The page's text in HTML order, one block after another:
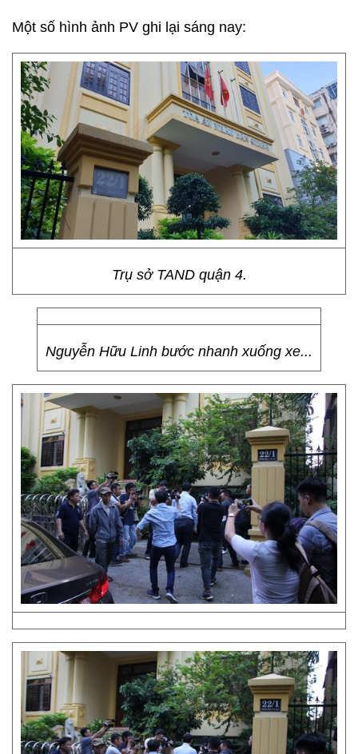
Một số hình ảnh PV ghi lại sáng nay:
Trụ sở TAND quận 4.
Nguyễn Hữu Linh bước nhanh xuống xe...